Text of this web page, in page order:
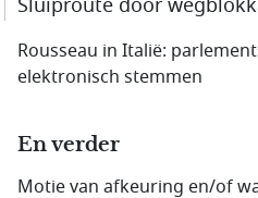
Rousseau in Italië:
elektronisch stemmen
En verder
Motie van afkeuring en/of